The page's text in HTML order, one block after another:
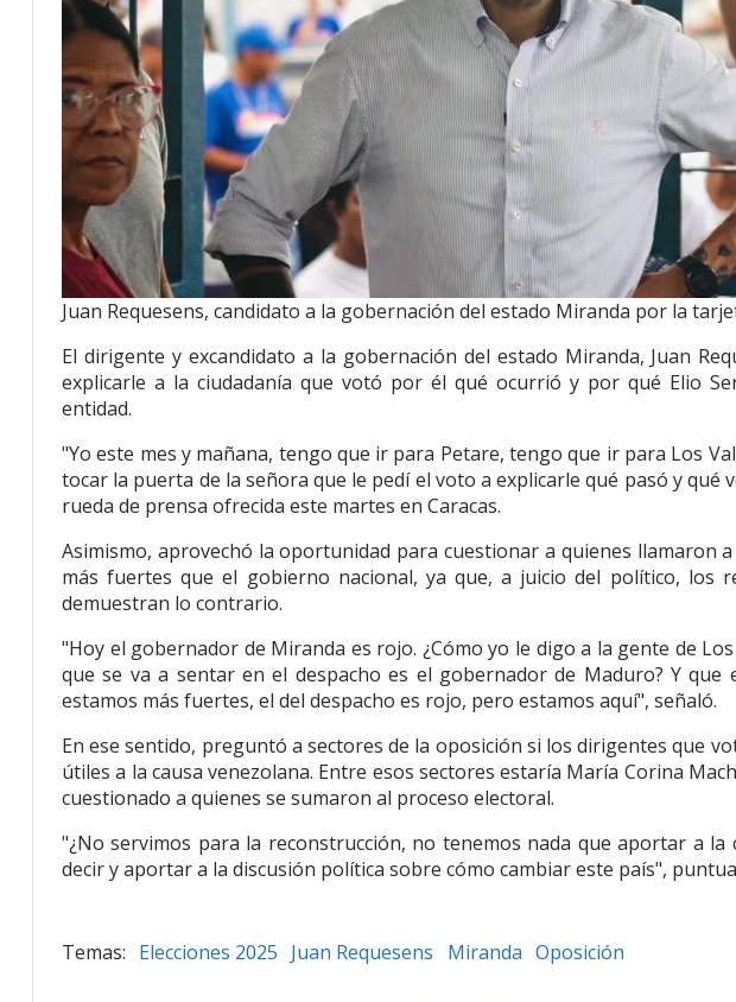
Juan Requesens, candidato a la gobernación del estado Miranda por la
El dirigente y excandidato a la gobernación del estado Miranda, Juan
explicarle a la ciudadanía que votó por él qué ocurrió y por qué Elio
entidad.
"Yo este mes y mañana, tengo que ir para Petare, tengo que ir para Los
tocar la puerta de la señora que le pedí el voto a explicarle qué pasó y qué
rueda de prensa ofrecida este martes en Caracas.
Asimismo, aprovechó la oportunidad para cuestionar a quienes llamaron
más fuertes que el gobierno nacional, ya que, a juicio del político, los
demuestran lo contrario.
"Hoy el gobernador de Miranda es rojo. ¿Cómo yo le digo a la gente de
que se va a sentar en el despacho es el gobernador de Maduro? Y
estamos más fuertes, el del despacho es rojo, pero estamos aquí", señaló.
En ese sentido, preguntó a sectores de la oposición si los dirigentes que
útiles a la causa venezolana. Entre esos sectores estaría María Corina
cuestionado a quienes se sumaron al proceso electoral.
"¿No servimos para la reconstrucción, no tenemos nada que aportar a la
decir y aportar a la discusión política sobre cómo cambiar este país",
Elecciones 2025 Juan Requesens Miranda Oposición